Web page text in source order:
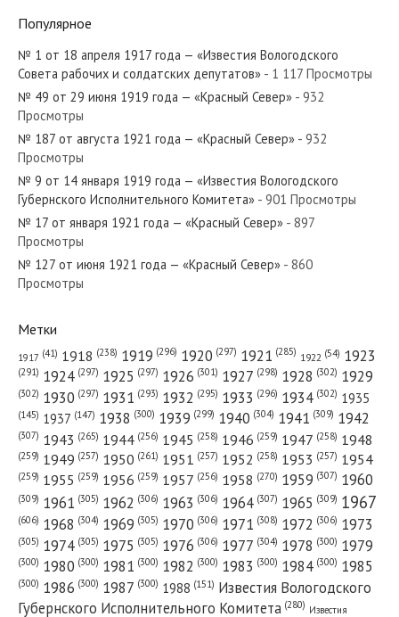
№ 168 от 21 ноября 1919 года — «Красный Север»
№ 47 от февраля 1981 года — «Красный Север»
№ 169 от июля 1987 года — «Красный Север»
№ 22 от 30 января 1919 года — «Известия Вологодского
Губернского Исполнительного Комитета»...
№ 191 от августа 1964 года — «Красный Север»
Популярное
№ 1 от 18 апреля 1917 года — «Известия Вологодского
Совета рабочих и солдатских депутатов» - 1 117 Просмотры
№ 49 от 29 июня 1919 года — «Красный Север» - 932
Просмотры
№ 187 от августа 1921 года — «Красный Север» - 932
Просмотры
№ 9 от 14 января 1919 года — «Известия Вологодского
Губернского Исполнительного Комитета» - 901 Просмотры
№ 17 от января 1921 года — «Красный Север» - 897
Просмотры
№ 127 от июня 1921 года — «Красный Север» - 860
Просмотры
Метки
1917 (41) 1918 (238) 1919 (296) 1920 (297) 1921 (285) 1922 (54) 1923
(291) 1924 (297) 1925 (297) 1926 (301) 1927 (298) 1928 (302) 1929
(302) 1930 (297) 1931 (293) 1932 (295) 1933 (296) 1934 (302) 1935
(145) 1937 (147) 1938 (300) 1939 (299) 1940 (304) 1941 (309) 1942
(307) 1943 (265) 1944 (256) 1945 (258) 1946 (259) 1947 (258) 1948
(259) 1949 (257) 1950 (261) 1951 (257) 1952 (258) 1953 (257) 1954
(259) 1955 (259) 1956 (259) 1957 (256) 1958 (270) 1959 (307) 1960
(309) 1961 (305) 1962 (306) 1963 (306) 1964 (307) 1965 (309) 1967
(606) 1968 (304) 1969 (305) 1970 (306) 1971 (308) 1972 (306) 1973
(305) 1974 (305) 1975 (305) 1976 (306) 1977 (304) 1978 (300) 1979
(300) 1980 (300) 1981 (300) 1982 (300) 1983 (300) 1984 (300) 1985
(300) 1986 (300) 1987 (300) 1988 (151) Известия Вологодского
Губернского Исполнительного Комитета (280) Известия